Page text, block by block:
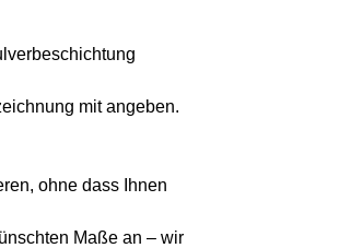
mit angeben.
ohne dass Ihnen
Maße an – wir